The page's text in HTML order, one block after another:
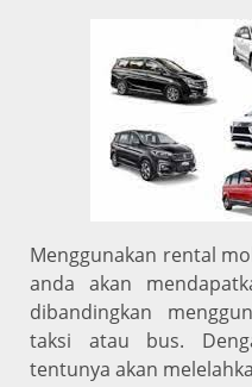
Menggunakan rental
anda akan
dibandingkan
taksi atau bus.
tentunya akan